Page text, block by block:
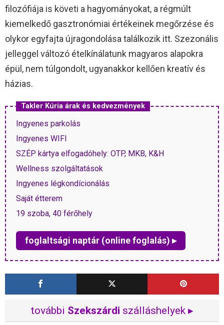
filozófiája is követi a hagyományokat, a régmúlt
kiemelkedő gasztronómiai értékeinek megőrzése és
olykor egyfajta újragondolása találkozik itt. Szezonális
jelleggel változó ételkínálatunk magyaros alapokra
épül, nem túlgondolt, ugyanakkor kellően kreatív és
házias.
Takler Kúria árak és kedvezmények
Ingyenes parkolás
Ingyenes WIFI
SZÉP kártya elfogadóhely: OTP, MKB, K&H
Wellness szolgáltatások
Ingyenes légkondícionálás
Saját étterem
19 szoba, 40 férőhely
foglaltsági naptár (online foglalás) ▸
további Szekszárdi szálláshelyek ▸